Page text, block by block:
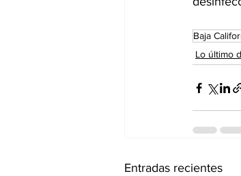
Baja
Lo último
Entradas recientes